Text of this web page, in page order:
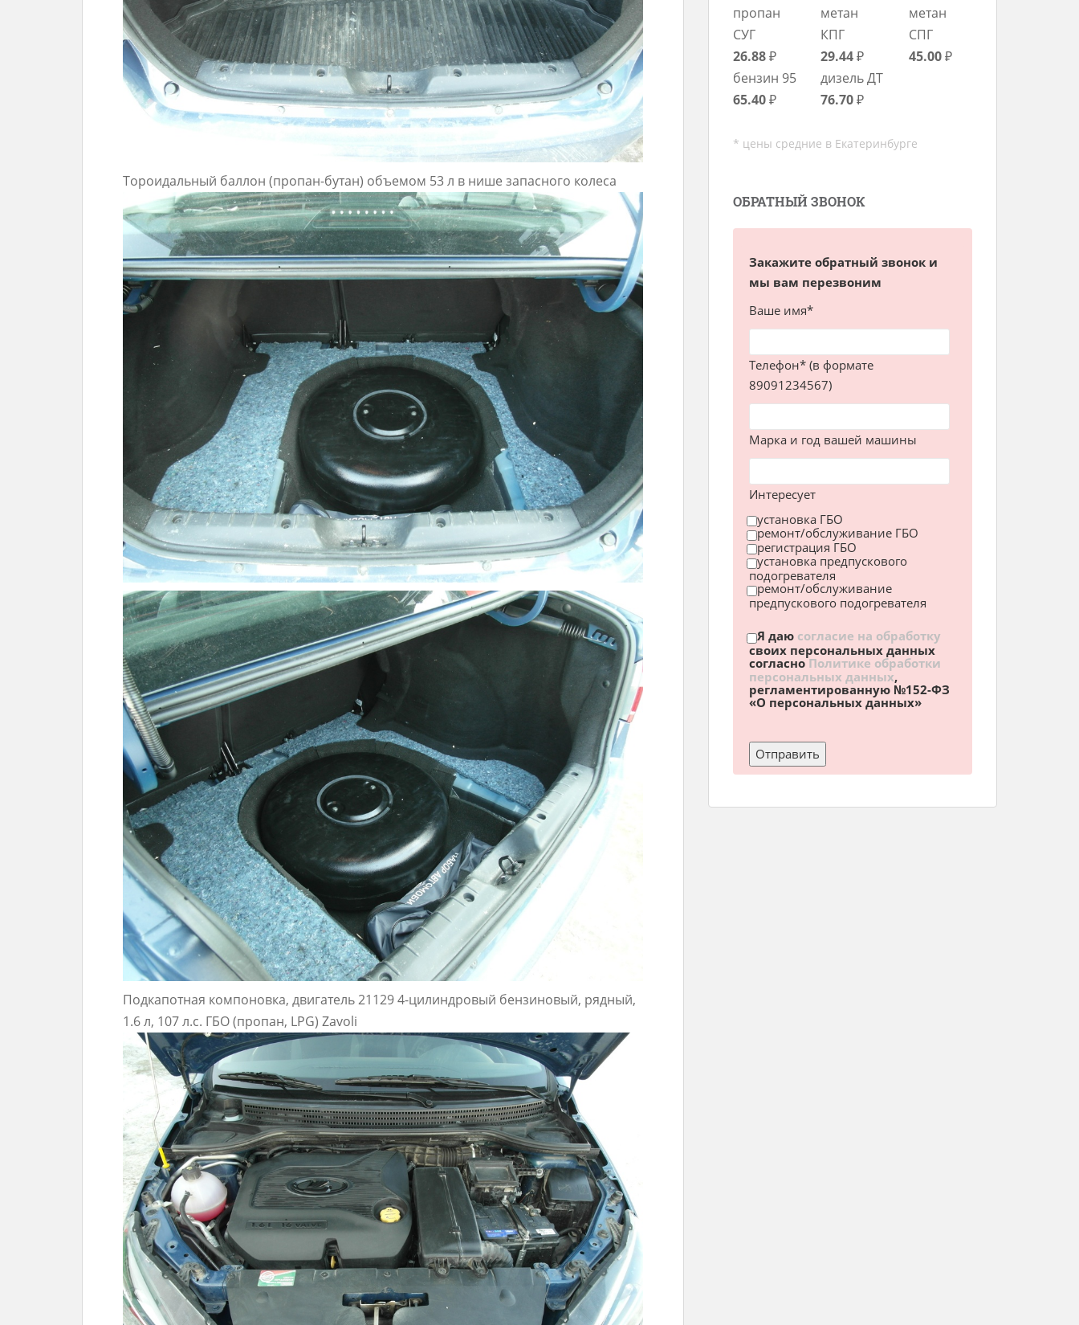
Тороидальный баллон (пропан-бутан) объемом 53 л в нише запасного колеса
Подкапотная компоновка, двигатель 21129 4-цилиндровый бензиновый, рядный,
1.6 л, 107 л.с. ГБО (пропан, LPG) Zavoli
пропан
СУГ
26.88₽
метан
КПГ
29.44₽
метан
СПГ
45.00₽
бензин 95
65.40₽
дизель ДТ
76.70₽
* цены средние в Екатеринбурге
ОБРАТНЫЙ ЗВОНОК
Закажите обратный звонок и
мы вам перезвоним
Ваше имя*
Телефон* (в формате
89091234567)
Марка и год вашей машины
Интересует
установка ГБО
ремонт/обслуживание ГБО
регистрация ГБО
установка предпускового
подогревателя
ремонт/обслуживание
предпускового подогревателя
Я даю согласие на обработку
своих персональных данных
согласноПолитике обработки
персональных данных,
регламентированную №152-ФЗ
«О персональных данных»